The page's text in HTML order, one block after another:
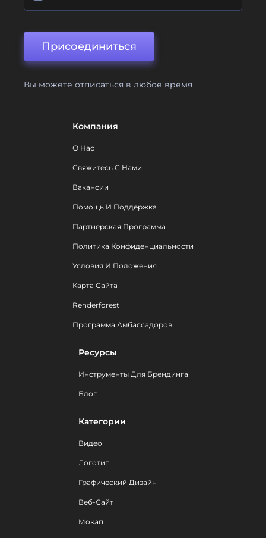
Присоединиться
Вы можете отписаться в любое время
Компания
О Нас
Свяжитесь С Нами
Вакансии
Помощь И Поддержка
Партнерская Программа
Политика Конфиденциальности
Условия И Положения
Карта Сайта
Renderforest
Программа Амбассадоров
Ресурсы
Инструменты Для Брендинга
Блог
Категории
Видео
Логотип
Графический Дизайн
Веб-Сайт
Мокап